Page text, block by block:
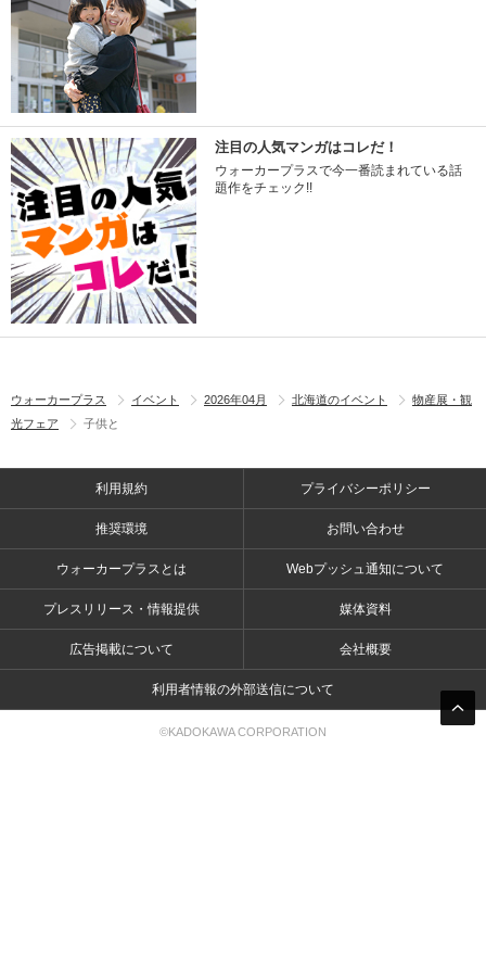
注目の人気マンガはコレだ！
ウォーカープラスで今一番読まれている話
題作をチェック!!
ウォーカープラス イベント 2026年04月 北海道のイベント
物産展・観
光フェア
子供と
利用規約 プライバシーポリシー
推奨環境 お問い合わせ
ウォーカープラスとは Webプッシュ通知について
プレスリリース・情報提供 媒体資料
広告掲載について 会社概要
利用者情報の外部送信について
©KADOKAWA CORPORATION